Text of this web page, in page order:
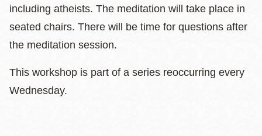
including atheists. The meditation will take place in
seated chairs. There will be time for questions after
the meditation session.
This workshop is part of a series reoccurring every
Wednesday.